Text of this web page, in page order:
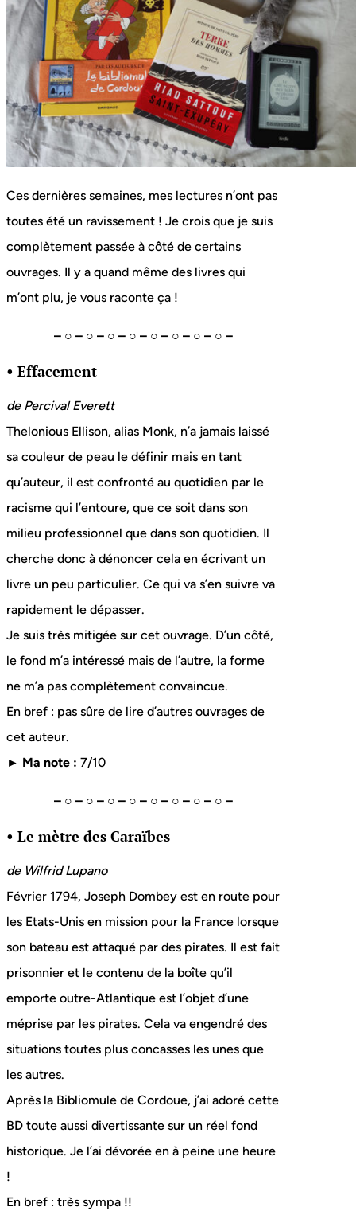
Ces dernières semaines, mes lectures n’ont pas
toutes été un ravissement ! Je crois que je suis
complètement passée à côté de certains
ouvrages. Il y a quand même des livres qui
m’ont plu, je vous raconte ça !
– ○ – ○ – ○ – ○ – ○ – ○ – ○ – ○ –
• Effacement
de Percival Everett
Thelonious Ellison, alias Monk, n’a jamais laissé
sa couleur de peau le définir mais en tant
qu’auteur, il est confronté au quotidien par le
racisme qui l’entoure, que ce soit dans son
milieu professionnel que dans son quotidien. Il
cherche donc à dénoncer cela en écrivant un
livre un peu particulier. Ce qui va s’en suivre va
rapidement le dépasser.
Je suis très mitigée sur cet ouvrage. D’un côté,
le fond m’a intéressé mais de l’autre, la forme
ne m’a pas complètement convaincue.
En bref : pas sûre de lire d’autres ouvrages de
cet auteur.
► Ma note : 7/10
– ○ – ○ – ○ – ○ – ○ – ○ – ○ – ○ –
• Le mètre des Caraïbes
de Wilfrid Lupano
Février 1794, Joseph Dombey est en route pour
les Etats-Unis en mission pour la France lorsque
son bateau est attaqué par des pirates. Il est fait
prisonnier et le contenu de la boîte qu’il
emporte outre-Atlantique est l’objet d’une
méprise par les pirates. Cela va engendré des
situations toutes plus concasses les unes que
les autres.
Après la Bibliomule de Cordoue, j’ai adoré cette
BD toute aussi divertissante sur un réel fond
historique. Je l’ai dévorée en à peine une heure
!
En bref : très sympa !!